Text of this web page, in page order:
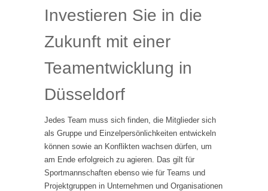
Investieren Sie in die
Zukunft mit einer
Teamentwicklung in
Düsseldorf
Jedes Team muss sich finden, die Mitglieder sich
als Gruppe und Einzelpersönlichkeiten entwickeln
können sowie an Konflikten wachsen dürfen, um
am Ende erfolgreich zu agieren. Das gilt für
Sportmannschaften ebenso wie für Teams und
Projektgruppen in Unternehmen und Organisationen